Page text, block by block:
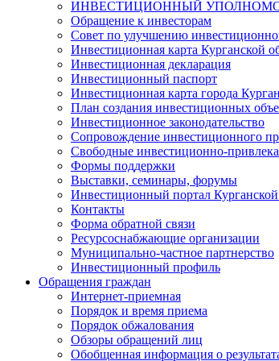
ИНВЕСТИЦИОННЫЙ
Обращение к инвесторам
Совет по улучшению
Инвестиционная карта Курганской
Инвестиционная декларация
Инвестиционный паспорт
Инвестиционная карта города
План создания инвестиционных
Инвестиционное законодательство
Сопровождение инвестиционного
Свободные инвестиционно-
Формы поддержки
Выставки, семинары, форумы
Инвестиционный портал Курганской
Контакты
Форма обратной связи
Ресурсоснабжающие организации
Муниципально-частное партнерство
Инвестиционный профиль
Обращения граждан
Интернет-приемная
Порядок и время приема
Порядок обжалования
Обзоры обращений лиц
Обобщенная информация о